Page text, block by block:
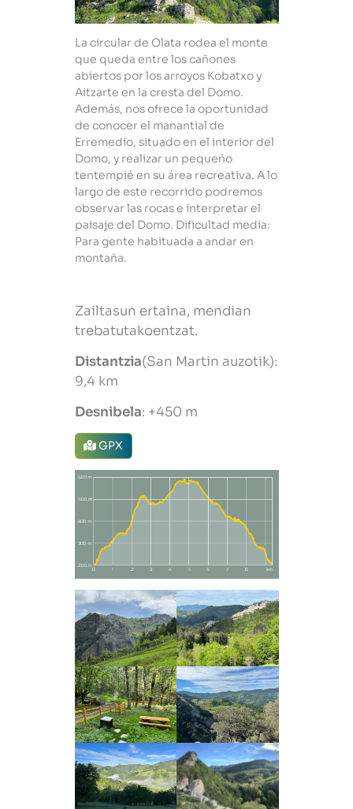
La circular de Olata rodea el monte
que queda entre los cañones
abiertos por los arroyos Kobatxo y
Aitzarte en la cresta del Domo.
Además, nos ofrece la oportunidad
de conocer el manantial de
Erremedio, situado en el interior del
Domo, y realizar un pequeño
tentempié en su área recreativa. A lo
largo de este recorrido podremos
observar las rocas e interpretar el
paisaje del Domo. Dificultad media:
Para gente habituada a andar en
montaña.
Zailtasun ertaina, mendian
trebatutakoentzat.
Distantzia(San Martin auzotik):
9,4 km
Desnibela: +450 m
GPX